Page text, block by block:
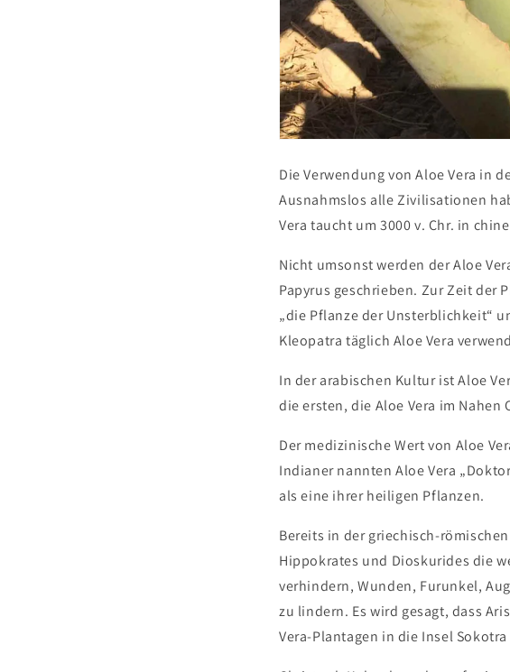
Die Verwendung von Aloe Vera in
Ausnahmslos alle Zivilisationen
Vera taucht um 3000 v. Chr. in
Nicht umsonst werden der Aloe
Papyrus geschrieben. Zur Zeit der
„die Pflanze der Unsterblichkeit“
Kleopatra täglich Aloe Vera
In der arabischen Kultur ist Aloe
die ersten, die Aloe Vera im Nahen
Der medizinische Wert von Aloe
Indianer nannten Aloe Vera
als eine ihrer heiligen Pflanzen.
Bereits in der griechisch-
Hippokrates und Dioskurides die
verhindern, Wunden, Furunkel,
zu lindern. Es wird gesagt, dass
Vera-Plantagen in die Insel